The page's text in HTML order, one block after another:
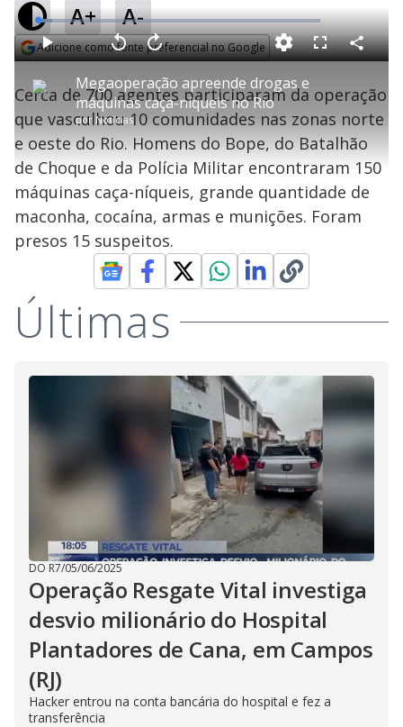
A+ A-
Adicione como fonte preferencial no Google
P
l
a
y
V
i
d
e
o
Megaoperação apreende drogas e
máquinas caça-níqueis no Rio
por Notícias
P V
t
a
r
1
0
e
g
n
d
s
A
n
ç
a
r
1
s
e
u
n
o
s
L
o
a
d
e
4
.
9
5
%
F
s
c
e
n
C
o
a
r
i
l
a
Cerca de 700 agentes participaram da operação
que vasculhou 10 comunidades nas zonas norte
e oeste do Rio. Homens do Bope, do Batalhão
de Choque e da Polícia Militar encontraram 150
máquinas caça-níqueis, grande quantidade de
maconha, cocaína, armas e munições. Foram
presos 15 suspeitos.
Últimas
DO R7/05/06/2025
Operação Resgate Vital investiga
desvio milionário do Hospital
Plantadores de Cana, em Campos
(RJ)
Hacker entrou na conta bancária do hospital e fez a
transferência